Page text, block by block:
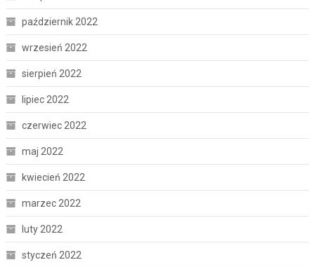
październik 2022
wrzesień 2022
sierpień 2022
lipiec 2022
czerwiec 2022
maj 2022
kwiecień 2022
marzec 2022
luty 2022
styczeń 2022